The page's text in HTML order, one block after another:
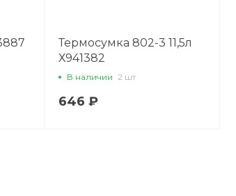
Термосумка 802-3 11,5л
Х941382
В наличии 2 шт
646 ₽